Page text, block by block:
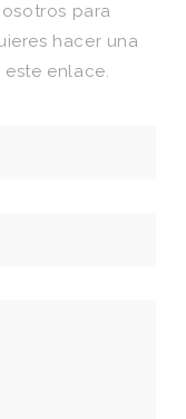
para
hacer una
este enlace.